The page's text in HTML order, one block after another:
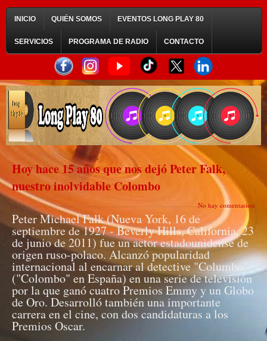
INICIO QUIÉN SOMOS EVENTOS LONG PLAY 80
SERVICIOS PROGRAMA DE RADIO CONTACTO
Hoy hace 15 años que nos dejó Peter Falk,
nuestro inolvidable Colombo
No hay comentarios:
Peter Michael Falk (Nueva York, 16 de
septiembre de 1927 - Beverly Hills, California, 23
de junio de 2011) fue un actor estadounidense de
origen ruso-polaco. Alcanzó popularidad
internacional al encarnar al detective "Columbo"
("Colombo" en España) en una serie de televisión
por la que ganó cuatro Premios Emmy y un Globo
de Oro. Desarrolló también una importante
carrera en el cine, con dos candidaturas a los
Premios Oscar.